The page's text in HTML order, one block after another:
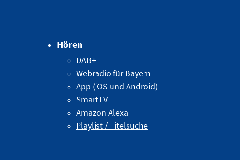
Hören
DAB+
Webradio für Bayern
App (iOS und Android)
SmartTV
Amazon Alexa
Playlist / Titelsuche